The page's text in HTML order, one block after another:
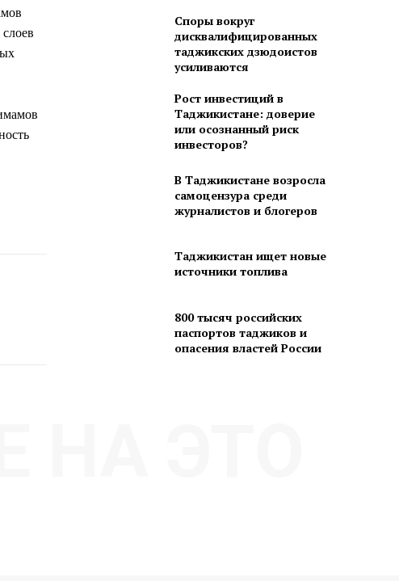
Споры вокруг
дисквалифицированных
таджикских дзюдоистов
усиливаются
Рост инвестиций в
Таджикистане: доверие
или осознанный риск
инвесторов?
В Таджикистане возросла
самоцензура среди
журналистов и блогеров
Таджикистан ищет новые
источники топлива
800 тысяч российских
паспортов таджиков и
опасения властей России
ЭТО